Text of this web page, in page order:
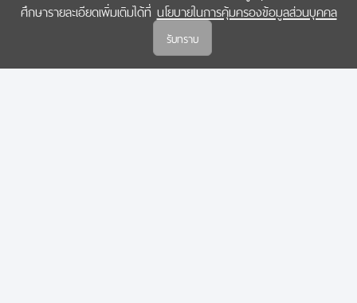
ศึกษารายละเอียดเพิ่มเติมได้ที่ นโยบายในการคุ้มครองข้อมูลส่วนบุคคล
รับทราบ
(สกสว.)
นโยบายในการคุ้มครองข้อมูลส่วนบุคคล